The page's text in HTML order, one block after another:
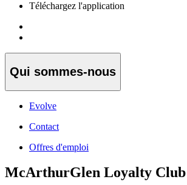
Téléchargez l'application
Qui sommes-nous
Evolve
Contact
Offres d'emploi
McArthurGlen Loyalty Club